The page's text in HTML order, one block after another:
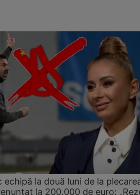
echipă la două luni de la
la 200.000 de euro: